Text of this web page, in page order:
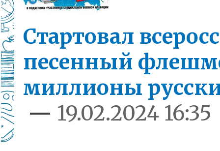
Стартовал
песенный
миллионы
— 19.02.2024 16:35